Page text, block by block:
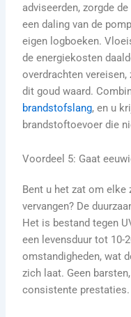
adviseerden, zorgde
een daling van de
eigen logboeken.
de energiekosten
overdrachten
dit goud waard.
brandstofslang, en u
brandstoftoevoer die
Voordeel 5: Gaat
Bent u het zat om elke
vervangen? De
Het is bestand tegen
een levensduur tot 10-
omstandigheden, wat
zich laat. Geen
consistente prestaties.